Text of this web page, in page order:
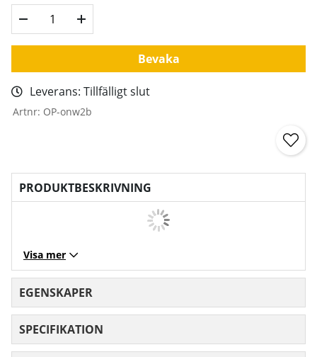
Bevaka
Leverans: Tillfälligt slut
Artnr: OP-onw2b
PRODUKTBESKRIVNING
Visa mer
EGENSKAPER
SPECIFIKATION